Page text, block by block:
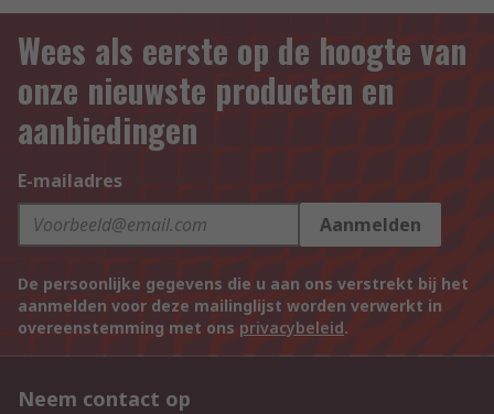
Wees als eerste op de hoogte van
onze nieuwste producten en
aanbiedingen
E-mailadres
Aanmelden
De persoonlijke gegevens die u aan ons verstrekt bij het
aanmelden voor deze mailinglijst worden verwerkt in
overeenstemming met ons privacybeleid.
Neem contact op